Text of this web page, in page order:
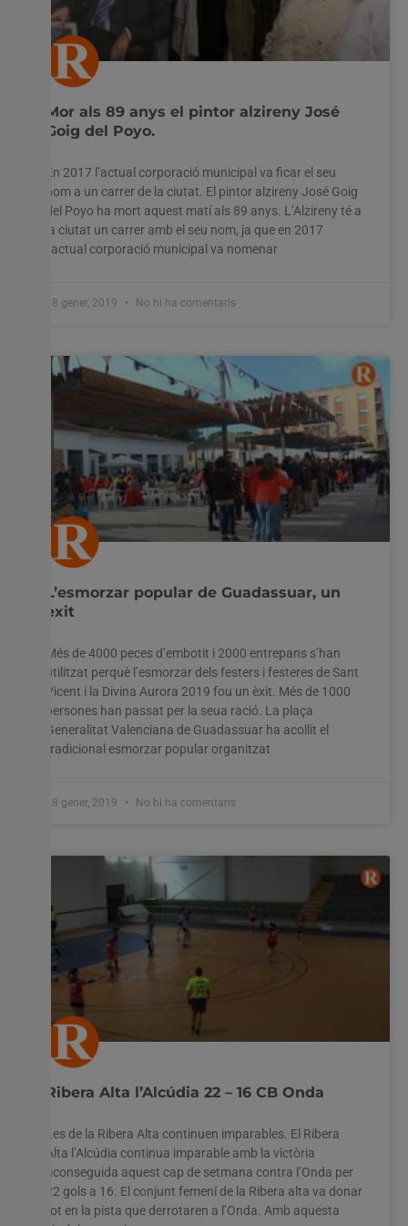
Mor als 89 anys el pintor alzireny José
Goig del Poyo.
En 2017 l’actual corporació municipal va ficar el seu
nom a un carrer de la ciutat. El pintor alzireny José Goig
del Poyo ha mort aquest matí als 89 anys. L’Alzireny té a
la ciutat un carrer amb el seu nom, ja que en 2017
l’actual corporació municipal va nomenar
28 gener, 2019 No hi ha comentaris
L’esmorzar popular de Guadassuar, un
èxit
Més de 4000 peces d’embotit i 2000 entrepans s’han
utilitzat perquè l’esmorzar dels festers i festeres de Sant
Vicent i la Divina Aurora 2019 fou un èxit. Més de 1000
persones han passat per la seua ració. La plaça
Generalitat Valenciana de Guadassuar ha acollit el
tradicional esmorzar popular organitzat
28 gener, 2019 No hi ha comentaris
Ribera Alta l’Alcúdia 22 – 16 CB Onda
Les de la Ribera Alta continuen imparables. El Ribera
Alta l’Alcúdia continua imparable amb la victòria
aconseguida aquest cap de setmana contra l’Onda per
22 gols a 16. El conjunt femení de la Ribera alta va donar
tot en la pista que derrotaren a l’Onda. Amb aquesta
Utilitzem cookies al nostre lloc web per oferir-vos
l'experiència més rellevant recordant les vostres preferències
i visites repetides. En fer clic a "Acceptar-ho tot", accepteu